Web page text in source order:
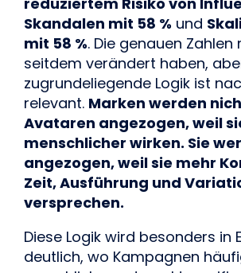
Skandalen mit 58 % und
mit 58 %. Die genauen
seitdem verändert haben,
zugrundeliegende Logik ist
relevant. Marken werden
Avataren angezogen, weil
menschlicher wirken. Sie
angezogen, weil sie mehr
Zeit, Ausführung und
versprechen.
Diese Logik wird besonders in
deutlich, wo Kampagnen